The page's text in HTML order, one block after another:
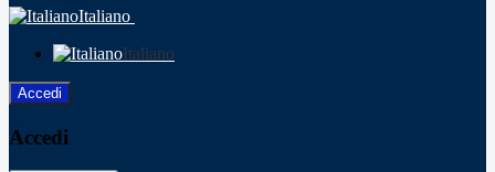
Italiano
Italiano
Accedi
Accedi